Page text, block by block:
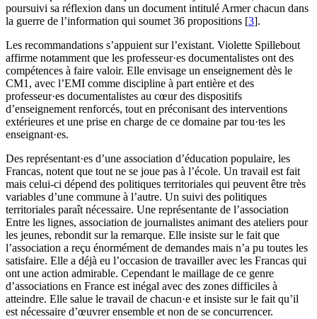
poursuivi sa réflexion dans un document intitulé Armer chacun dans
la guerre de l’information qui soumet 36 propositions [3].
Les recommandations s’appuient sur l’existant. Violette Spillebout
affirme notamment que les professeur·es documentalistes ont des
compétences à faire valoir. Elle envisage un enseignement dès le
CM1, avec l’EMI comme discipline à part entière et des
professeur·es documentalistes au cœur des dispositifs
d’enseignement renforcés, tout en préconisant des interventions
extérieures et une prise en charge de ce domaine par tou·tes les
enseignant·es.
Des représentant·es d’une association d’éducation populaire, les
Francas, notent que tout ne se joue pas à l’école. Un travail est fait
mais celui-ci dépend des politiques territoriales qui peuvent être très
variables d’une commune à l’autre. Un suivi des politiques
territoriales paraît nécessaire. Une représentante de l’association
Entre les lignes, association de journalistes animant des ateliers pour
les jeunes, rebondit sur la remarque. Elle insiste sur le fait que
l’association a reçu énormément de demandes mais n’a pu toutes les
satisfaire. Elle a déjà eu l’occasion de travailler avec les Francas qui
ont une action admirable. Cependant le maillage de ce genre
d’associations en France est inégal avec des zones difficiles à
atteindre. Elle salue le travail de chacun·e et insiste sur le fait qu’il
est nécessaire d’œuvrer ensemble et non de se concurrencer.